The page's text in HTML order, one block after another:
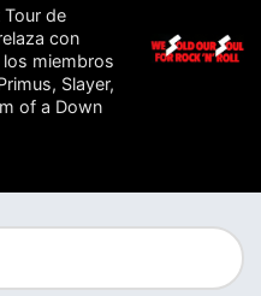
de
con
miembros
Slayer,
of a Down